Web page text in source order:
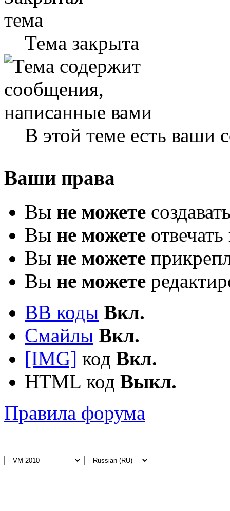
Тема закрыта
В этой теме есть ваши
Ваши права
Вы не можете
Вы не можете
Вы не можете
Вы не можете
BB коды Вкл.
Смайлы Вкл.
[IMG] код Вкл.
HTML код Выкл.
Правила форума